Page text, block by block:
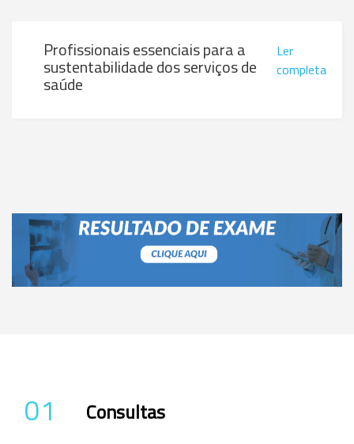
Profissionais essenciais para a
sustentabilidade dos serviços de
saúde
Ler
completa
01 Consultas